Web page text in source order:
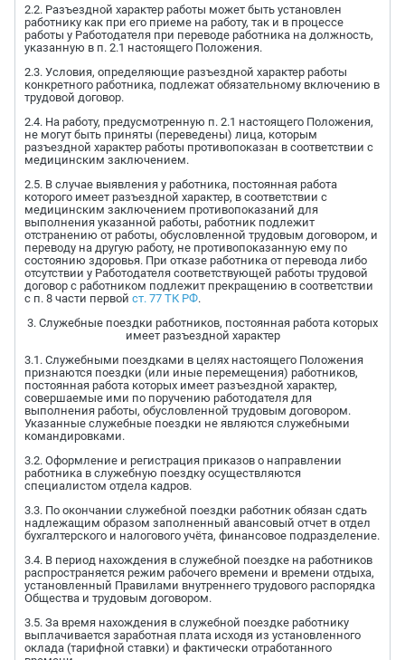
2.2. Разъездной характер работы может быть установлен
работнику как при его приеме на работу, так и в процессе
работы у Работодателя при переводе работника на должность,
указанную в п. 2.1 настоящего Положения.
2.3. Условия, определяющие разъездной характер работы
конкретного работника, подлежат обязательному включению в
трудовой договор.
2.4. На работу, предусмотренную п. 2.1 настоящего Положения,
не могут быть приняты (переведены) лица, которым
разъездной характер работы противопоказан в соответствии с
медицинским заключением.
2.5. В случае выявления у работника, постоянная работа
которого имеет разъездной характер, в соответствии с
медицинским заключением противопоказаний для
выполнения указанной работы, работник подлежит
отстранению от работы, обусловленной трудовым договором, и
переводу на другую работу, не противопоказанную ему по
состоянию здоровья. При отказе работника от перевода либо
отсутствии у Работодателя соответствующей работы трудовой
договор с работником подлежит прекращению в соответствии
с п. 8 части первой ст. 77 ТК РФ.
3. Служебные поездки работников, постоянная работа которых
имеет разъездной характер
3.1. Служебными поездками в целях настоящего Положения
признаются поездки (или иные перемещения) работников,
постоянная работа которых имеет разъездной характер,
совершаемые ими по поручению работодателя для
выполнения работы, обусловленной трудовым договором.
Указанные служебные поездки не являются служебными
командировками.
3.2. Оформление и регистрация приказов о направлении
работника в служебную поездку осуществляются
специалистом отдела кадров.
3.3. По окончании служебной поездки работник обязан сдать
надлежащим образом заполненный авансовый отчет в отдел
бухгалтерского и налогового учёта, финансовое подразделение.
3.4. В период нахождения в служебной поездке на работников
распространяется режим рабочего времени и времени отдыха,
установленный Правилами внутреннего трудового распорядка
Общества и трудовым договором.
3.5. За время нахождения в служебной поездке работнику
выплачивается заработная плата исходя из установленного
оклада (тарифной ставки) и фактически отработанного